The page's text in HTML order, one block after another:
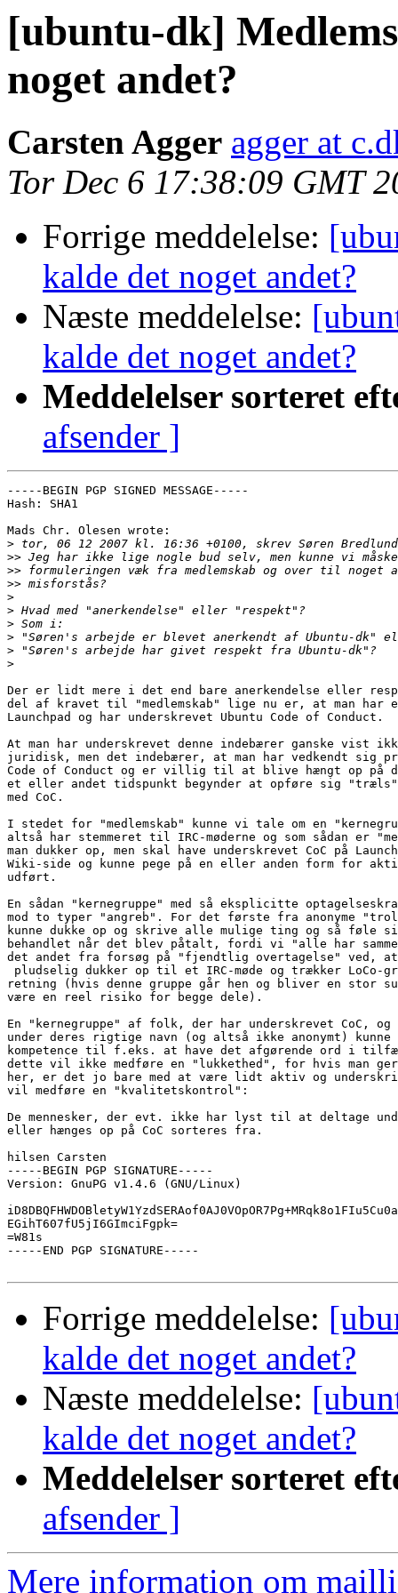
[ubuntu-dk]
noget andet?
Carsten Agger agger at
Tor Dec 6 17:38:09 GMT
Forrige meddelelse:
kalde det noget andet?
Næste meddelelse:
kalde det noget andet?
Meddelelser sorteret
afsender ]
-----BEGIN PGP SIGNED MESSAGE-----
Hash: SHA1
Mads Chr. Olesen wrote:
>
>>
>>
>>
>
>
>
>
>
>
Der er lidt mere i det end bare anerkendelse eller
del af kravet til "medlemskab" lige nu er, at man har
Launchpad og har underskrevet Ubuntu Code of Conduct.
At man har underskrevet denne indebærer ganske vist
juridisk, men det indebærer, at man har vedkendt sig
Code of Conduct og er villig til at blive hængt op på
et eller andet tidspunkt begynder at opføre sig
med CoC.
I stedet for "medlemskab" kunne vi tale om en
altså har stemmeret til IRC-møderne og som sådan er
man dukker op, men skal have underskrevet CoC på
Wiki-side og kunne pege på en eller anden form for
udført.
En sådan "kernegruppe" med så eksplicitte
mod to typer "angreb". For det første fra anonyme
kunne dukke op og skrive alle mulige ting og så føle
behandlet når det blev påtalt, fordi vi "alle har
det andet fra forsøg på "fjendtlig overtagelse" ved, at
pludselig dukker op til et IRC-møde og trækker LoCo-
retning (hvis denne gruppe går hen og bliver en stor
være en reel risiko for begge dele).
En "kernegruppe" af folk, der har underskrevet CoC, og
under deres rigtige navn (og altså ikke anonymt) kunne
kompetence til f.eks. at have det afgørende ord i
dette vil ikke medføre en "lukkethed", for hvis man
her, er det jo bare med at være lidt aktiv og
vil medføre en "kvalitetskontrol":
De mennesker, der evt. ikke har lyst til at deltage
eller hænges op på CoC sorteres fra.
hilsen Carsten
-----BEGIN PGP SIGNATURE-----
Version: GnuPG v1.4.6 (GNU/Linux)
EGihT607fU5jI6GImciFgpk=
=W81s
-----END PGP SIGNATURE-----
Forrige meddelelse:
kalde det noget andet?
Næste meddelelse:
kalde det noget andet?
Meddelelser sorteret
afsender ]
Mere information om